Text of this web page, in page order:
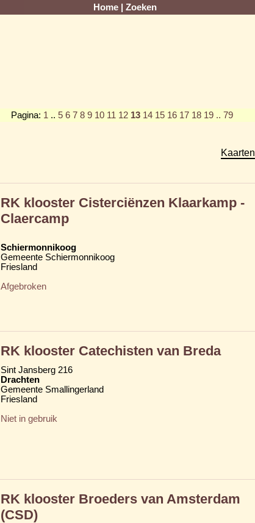
Home Zoeken
Pagina: 1 .. 5 6 7 8 9 10 11 12 13 14 15 16 17 18 19 .. 79
Kaarten
RK klooster Cisterciënzen Klaarkamp -
Claercamp
Schiermonnikoog
Gemeente Schiermonnikoog
Friesland
Afgebroken
RK klooster Catechisten van Breda
Sint Jansberg 216
Drachten
Gemeente Smallingerland
Friesland
Niet in gebruik
RK klooster Broeders van Amsterdam
(CSD)